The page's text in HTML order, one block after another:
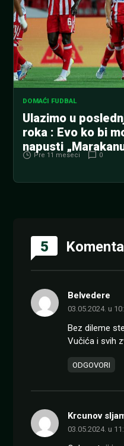
DOMAĆI FUDBAL
Ulazimo u
roka : Evo ko bi
napusti
Pre 11 meseci 0
5
Belvedere
03.05.2024. u
Bez dileme
Vučića i svih
ODGOVORI
Krcunov
03.05.2024. u